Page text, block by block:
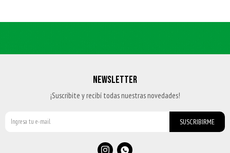
NEWSLETTER
¡Suscribite y recibí todas nuestras novedades!
SUSCRIBIRME
 